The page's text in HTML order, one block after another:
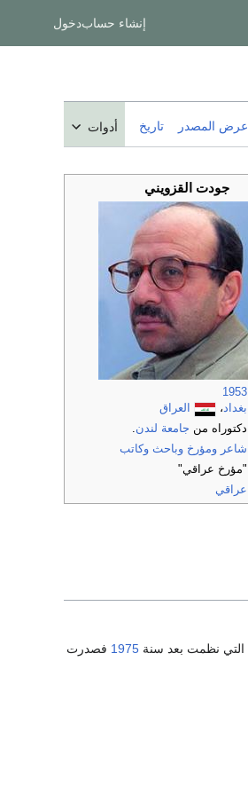
إنشاء حسابدخول
عرض المصدر تاريخ أدوات
جودت القزويني
1953
بغداد،
العراق
دكتوراه من جامعة لندن.
شاعر ومؤرخ وباحث وكاتب
"مؤرخ عراقي"
عراقي
1975 فصدرت